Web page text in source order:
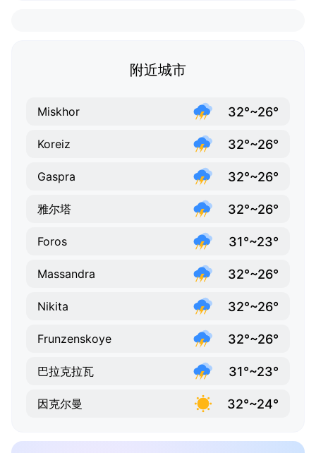
附近城市
Miskhor 32°~26°
Koreiz 32°~26°
Gaspra 32°~26°
雅尔塔 32°~26°
Foros 31°~23°
Massandra 32°~26°
Nikita 32°~26°
Frunzenskoye 32°~26°
巴拉克拉瓦 31°~23°
因克尔曼 32°~24°